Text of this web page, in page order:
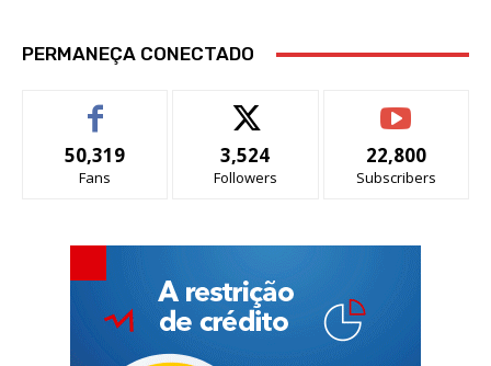
PERMANEÇA CONECTADO
50,319
Fans
3,524
Followers
22,800
Subscribers